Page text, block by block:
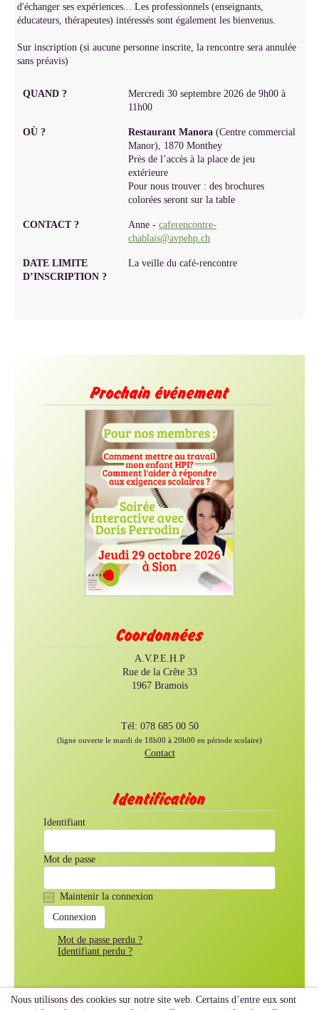
d'échanger ses expériences... Les professionnels (enseignants,
éducateurs, thérapeutes) intéressés sont également les bienvenus.
Sur inscription (si aucune personne inscrite, la rencontre sera annulée
sans préavis)
QUAND ?
Mercredi 30 septembre 2026 de 9h00 à
11h00
OÙ ? Restaurant Manora(Centre commercial
Manor), 1870 Monthey
Près de l’accès à la place de jeu
extérieure
Pour nous trouver : des brochures
colorées seront sur la table
CONTACT ? Anne -caferencontre-
chablais@avpehp.ch
DATE LIMITE
D’INSCRIPTION ?
La veille du café-rencontre
Prochain événement
Coordonnées
A.V.P.E.H.P
Rue de la Crête 33
1967 Bramois
Tél: 078 685 00 50
(ligne ouverte le mardi de 18h00 à 20h00 en période scolaire)
Contact
Identification
Identifiant
Mot de passe
Maintenir la connexion
Mot de passe perdu ?
Identifiant perdu ?
Nous utilisons des cookies sur notre site web. Certains d’entre eux sont